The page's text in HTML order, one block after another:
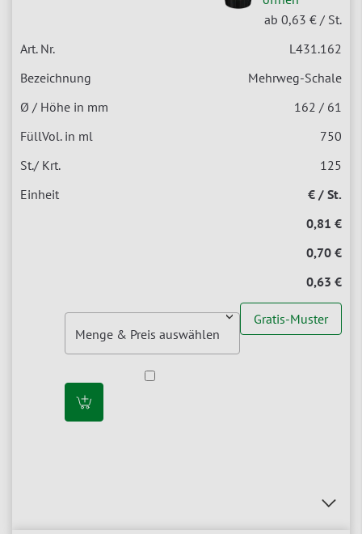
ab 0,63 € / St.
L431.162
Mehrweg-Schale
162 / 61
750
125
€ / St.
0,81 €
0,70 €
0,63 €
Gratis-Muster